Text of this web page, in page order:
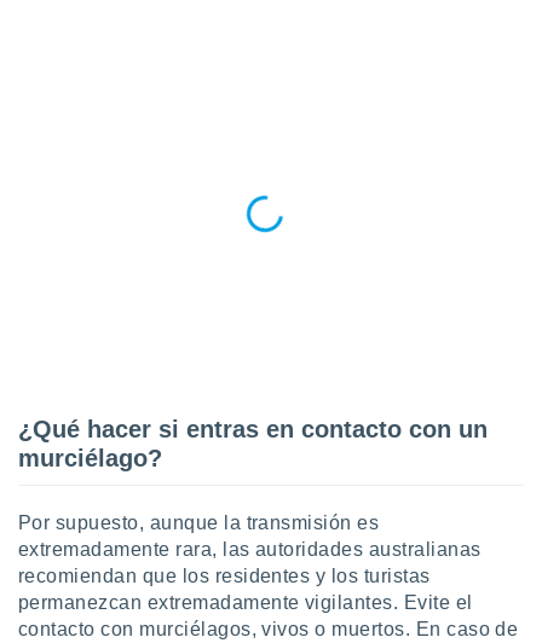
¿Qué hacer si entras en contacto con un
murciélago?
Por supuesto, aunque la transmisión es
extremadamente rara, las autoridades australianas
recomiendan que los residentes y los turistas
permanezcan extremadamente vigilantes. Evite el
contacto con murciélagos, vivos o muertos. En caso de